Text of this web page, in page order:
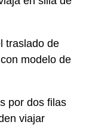
traslado de
modelo de
por dos filas
viajar